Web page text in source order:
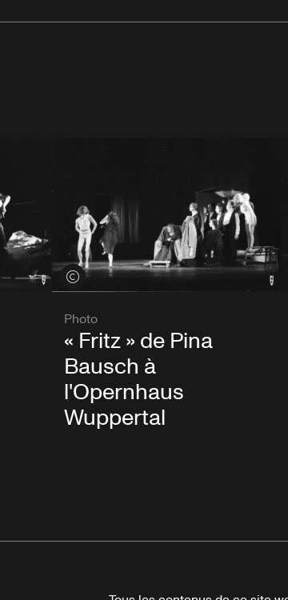
Voir les crédits
Photo
« Fritz » de Pina
Bausch à
l'Opernhaus
Wuppertal